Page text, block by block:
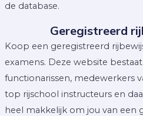
de database.
Geregistreerd
Koop een geregistreerd
examens. Deze website
functionarissen, medewerkers
top rijschool instructeurs en
heel makkelijk om jou van een